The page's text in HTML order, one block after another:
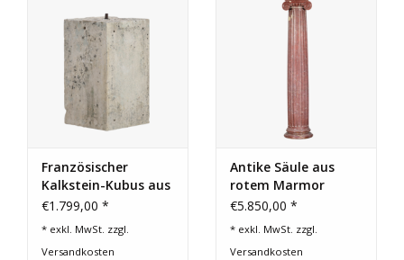
Französischer
Kalkstein-Kubus aus
dem 19. Jahrhundert
€1.799,00 *
* exkl. MwSt. zzgl.
Versandkosten
Antike Säule aus
rotem Marmor
€5.850,00 *
* exkl. MwSt. zzgl.
Versandkosten